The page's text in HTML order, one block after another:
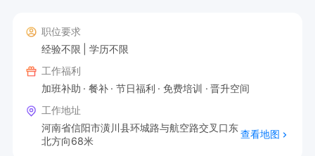
职位要求
经验不限
学历不限
工作福利
加班补助
餐补 节日福利 免费培训
晋升空间
工作地址
河南省信阳市潢川县环城路与航空路交叉口东
北方向68米
查看地图